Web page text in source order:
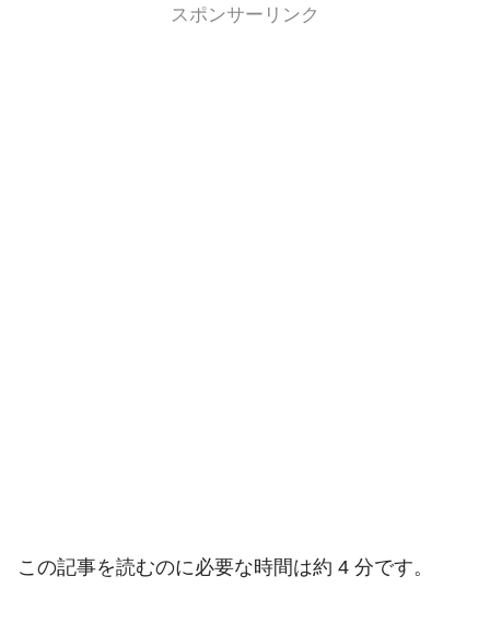
スポンサーリンク
この記事を読むのに必要な時間は約 4 分です。